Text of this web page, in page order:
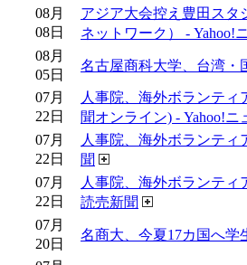
08月
08日
アジア大会控え豊田スタ
ネットワーク） - Yahoo!
08月
05日
名古屋商科大学、台湾・
07月
22日
人事院、海外ボランテ
聞オンライン) - Yahoo!ニ
07月
22日
人事院、海外ボランテ
聞
07月
22日
人事院、海外ボランテ
読売新聞
07月
20日
名商大、今夏17カ国へ学